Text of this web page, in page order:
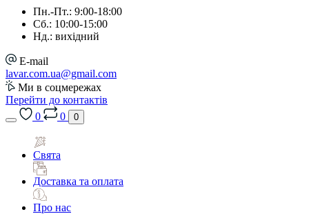
Пн.-Пт.: 9:00-18:00
Сб.: 10:00-15:00
Нд.: вихідний
E-mail
lavar.com.ua@gmail.com
Ми в соцмережах
Перейти до контактів
0
0 0
Свята
Доставка та оплата
Про нас